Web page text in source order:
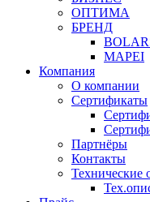
ОПТИМА
БРЕНД
MAPEI
Компания
О компании
Сертификаты
Партнёры
Контакты
Технические